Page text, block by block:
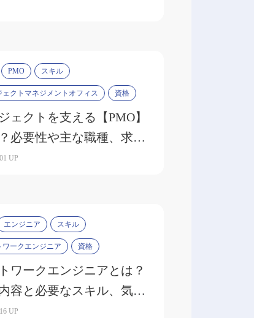
PMO スキル
ェクトマネジメントオフィス 資格
ェクトを支える【PMO】
必要性や主な職種、求め
スキルを解説
UP
エンジニア スキル
ワークエンジニア 資格
ワークエンジニアとは？
容と必要なスキル、気に
収もチェック
UP